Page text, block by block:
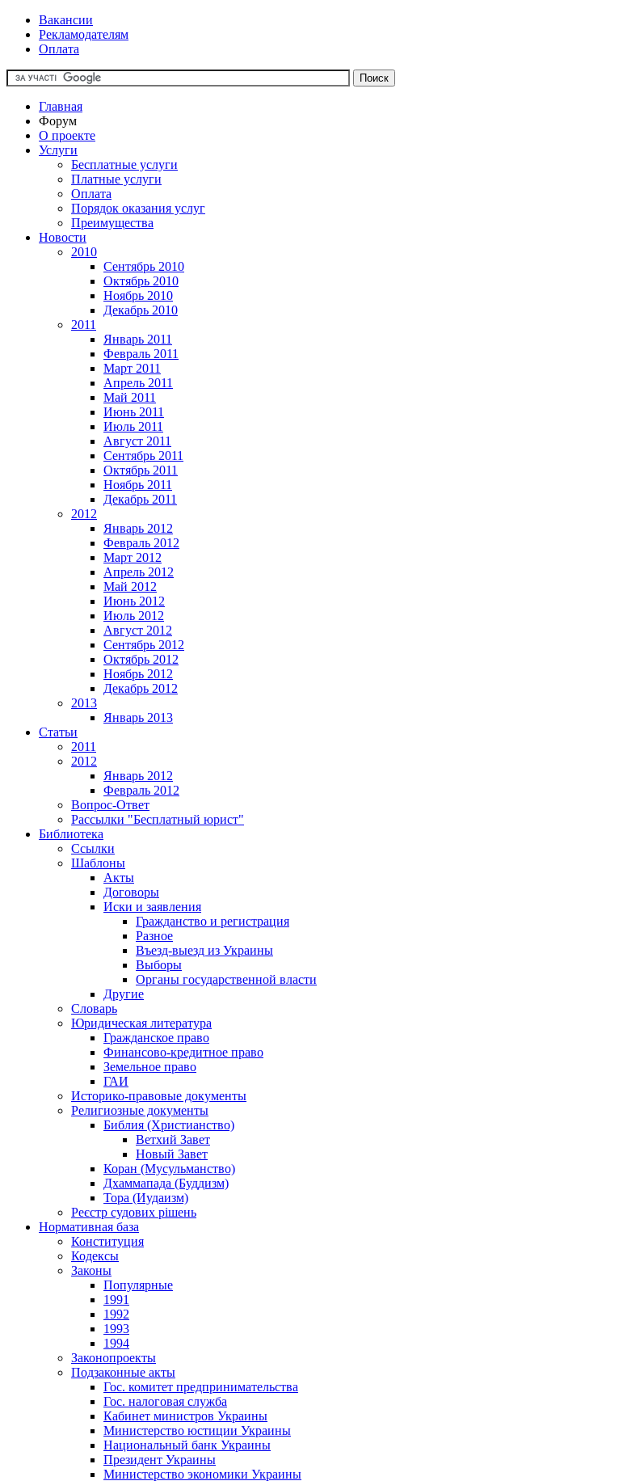
Вакансии
Рекламодателям
Оплата
Главная
Форум
О проекте
Услуги
Бесплатные услуги
Платные услуги
Оплата
Порядок оказания услуг
Преимущества
Новости
2010
Сентябрь 2010
Октябрь 2010
Ноябрь 2010
Декабрь 2010
2011
Январь 2011
Февраль 2011
Март 2011
Апрель 2011
Май 2011
Июнь 2011
Июль 2011
Август 2011
Сентябрь 2011
Октябрь 2011
Ноябрь 2011
Декабрь 2011
2012
Январь 2012
Февраль 2012
Март 2012
Апрель 2012
Май 2012
Июнь 2012
Июль 2012
Август 2012
Сентябрь 2012
Октябрь 2012
Ноябрь 2012
Декабрь 2012
2013
Январь 2013
Статьи
2011
2012
Январь 2012
Февраль 2012
Вопрос-Ответ
Рассылки "Бесплатный юрист"
Библиотека
Ссылки
Шаблоны
Акты
Договоры
Иски и заявления
Гражданство и регистрация
Разное
Въезд-выезд из Украины
Выборы
Органы государственной власти
Другие
Словарь
Юридическая литература
Гражданское право
Финансово-кредитное право
Земельное право
ГАИ
Историко-правовые документы
Религиозные документы
Библия (Христианство)
Ветхий Завет
Новый Завет
Коран (Мусульманство)
Дхаммапада (Буддизм)
Тора (Иудаизм)
Реєстр судових рішень
Нормативная база
Конституция
Кодексы
Законы
Популярные
1991
1992
1993
1994
Законопроекты
Подзаконные акты
Гос. комитет предпринимательства
Гос. налоговая служба
Кабинет министров Украины
Министерство юстиции Украины
Национальный банк Украины
Президент Украины
Министерство экономики Украины